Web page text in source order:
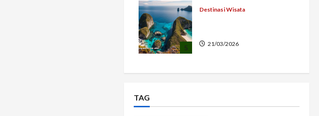
5
Destinasi Wisata
21/03/2026
TAG